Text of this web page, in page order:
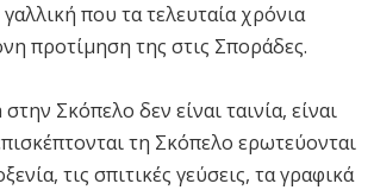
που τα τελευταία χρόνια
προτίμηση της στις Σποράδες.
Σκόπελο δεν είναι ταινία, είναι
τη Σκόπελο ερωτεύονται
τις σπιτικές γεύσεις, τα γραφικά